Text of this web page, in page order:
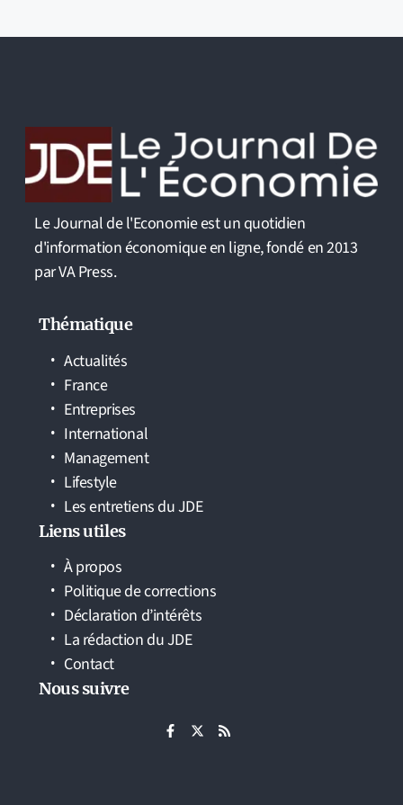
Le Journal de l'Economie est un quotidien
d'information économique en ligne, fondé en 2013
par VA Press.
Thématique
Actualités
France
Entreprises
International
Management
Lifestyle
Les entretiens du JDE
Liens utiles
À propos
Politique de corrections
Déclaration d’intérêts
La rédaction du JDE
Contact
Nous suivre